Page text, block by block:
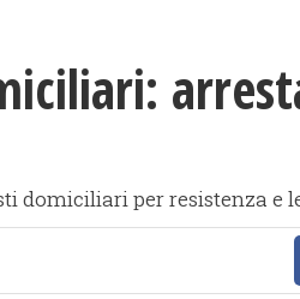
domiciliari per resistenza e